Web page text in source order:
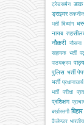
ट्रेडसमैन
ड्राइवर
भर्ती दिव्यांग
नायब
नौकरी नौसना
सहायक भर्ती
पाठयक्रम
पुलिस भर्ती
भर्ती प्रधानाचार्य
भर्ती परीक्षा
प्रशिक्षण
बर्खास्तगी बिहार
कैलेण्डर